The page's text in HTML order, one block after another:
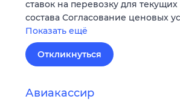
ставок на перевозку для
состава Согласование ценовых
Показать ещё
Откликнуться
Авиакассир